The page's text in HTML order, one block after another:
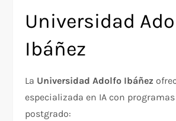
Universidad
Ibáñez
La Universidad Adolfo Ibáñez
especializada en IA con
postgrado:​